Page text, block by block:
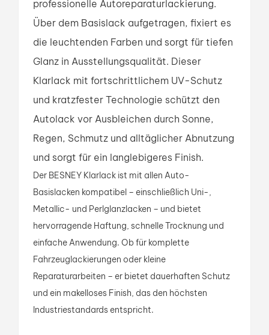
professionelle Autoreparaturlackierung.
Über dem Basislack aufgetragen, fixiert es
die leuchtenden Farben und sorgt für tiefen
Glanz in Ausstellungsqualität. Dieser
Klarlack mit fortschrittlichem UV-Schutz
und kratzfester Technologie schützt den
Autolack vor Ausbleichen durch Sonne,
Regen, Schmutz und alltäglicher Abnutzung
und sorgt für ein langlebigeres Finish.
Der BESNEY Klarlack ist mit allen Auto-
Basislacken kompatibel – einschließlich Uni-,
Metallic- und Perlglanzlacken – und bietet
hervorragende Haftung, schnelle Trocknung und
einfache Anwendung. Ob für komplette
Fahrzeuglackierungen oder kleine
Reparaturarbeiten – er bietet dauerhaften Schutz
und ein makelloses Finish, das den höchsten
Industriestandards entspricht.